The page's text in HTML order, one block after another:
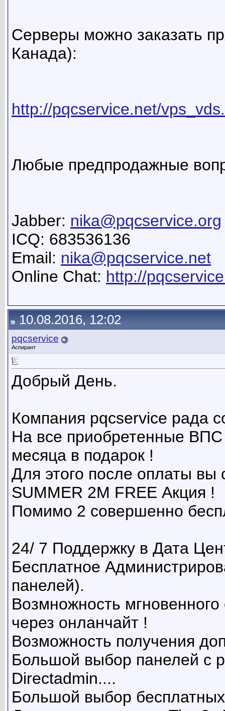
Серверы можно заказать
Канада):
http://pqcservice.net/
Любые предпродажные
Jabber: nika@pqcservice.org
ICQ: 683536136
Email: nika@pqcservice.net
Online Chat: http://
10.08.2016, 12:02
pqcservice
Аспирант
Добрый День.
Компания pqcservice рада
На все приобретенные
месяца в подарок !
Для этого после оплаты вы
SUMMER 2M FREE Акция !
Помимо 2 совершенно
24/ 7 Поддержку в Дата
Бесплатное
панелей).
Возмножность
через онланчайт !
Возможность получения
Большой выбор панелей с
Directadmin....
Большой выбор